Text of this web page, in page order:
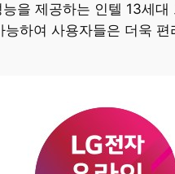
을 제공하는 인텔 13세대
하여 사용자들은 더욱 편